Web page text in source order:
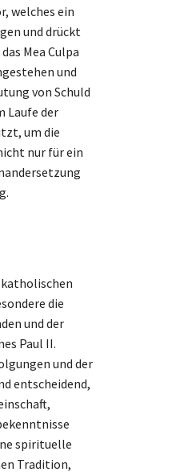
welches ein
und drückt
Mea Culpa
und
von Schuld
Laufe der
um die
nur für ein
die
und der
Paul II.
und der
entscheidend,
spirituelle
Tradition,